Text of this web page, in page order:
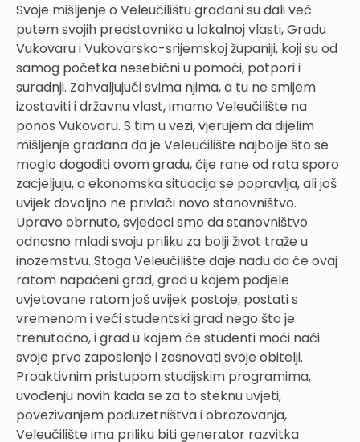
Svoje mišljenje o Veleučilištu građani su dali već
putem svojih predstavnika u lokalnoj vlasti, Gradu
Vukovaru i Vukovarsko-srijemskoj županiji, koji su od
samog početka nesebični u pomoći, potpori i
suradnji. Zahvaljujući svima njima, a tu ne smijem
izostaviti i državnu vlast, imamo Veleučilište na
ponos Vukovaru. S tim u vezi, vjerujem da dijelim
mišljenje građana da je Veleučilište najbolje što se
moglo dogoditi ovom gradu, čije rane od rata sporo
zacjeljuju, a ekonomska situacija se popravlja, ali još
uvijek dovoljno ne privlači novo stanovništvo.
Upravo obrnuto, svjedoci smo da stanovništvo
odnosno mladi svoju priliku za bolji život traže u
inozemstvu. Stoga Veleučilište daje nadu da će ovaj
ratom napaćeni grad, grad u kojem podjele
uvjetovane ratom još uvijek postoje, postati s
vremenom i veći studentski grad nego što je
trenutačno, i grad u kojem će studenti moći naći
svoje prvo zaposlenje i zasnovati svoje obitelji.
Proaktivnim pristupom studijskim programima,
uvođenju novih kada se za to steknu uvjeti,
povezivanjem poduzetništva i obrazovanja,
Veleučilište ima priliku biti generator razvitka